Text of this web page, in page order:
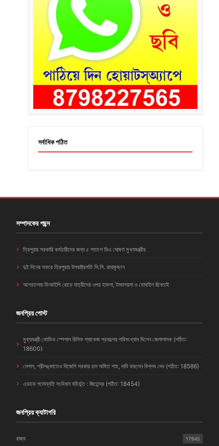
সর্বাধিক পঠিত
সম্পাদকের পছন্দ
ত্রিপুরার সরকারি কর্মচারীদের জন্য ৫ শতাংশ ডিএ ঘোষণা মুখ্যমন্ত্রীর
দুই দিনের সফরে ত্রিপুরায় উপরাষ্ট্রপতি সি.পি. রাধাকৃষ্ণন
আগরতলায় ভিআইপি রোডে যাত্রীদের ওপর হামলা, টাকাপয়সা ও মোবাইল ছিনতাই
জনপ্রিয় পোস্ট
মুখ্যমন্ত্রী কোভিড স্পেশাল রিলিফ প্যাকেজ প্রকল্পের পরিসংখ্যান দিলেন জেলাশাসক (পঠিত:
18600)
নেপাল, শ্রীলঙ্কাতেও বিজেপি সরকার চান অমিত শাহ, দাবি করলেন বিপ্লব দেব (পঠিত: 18586)
এডহক পদোন্নতি সংবিধান বহির্ভূত : জিতেন্দ্র (পঠিত: 18454)
জনপ্রিয় ক্যাটাগরি
রাজ্য 17945